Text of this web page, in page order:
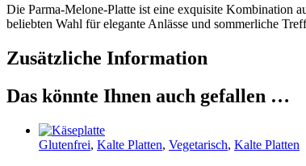
Die Parma-Melone-Platte ist eine exquisite Kombination
beliebten Wahl für elegante Anlässe und sommerliche
Zusätzliche Information
Das könnte Ihnen auch gefallen …
Glutenfrei, Kalte Platten, Vegetarisch, Kalte Platten